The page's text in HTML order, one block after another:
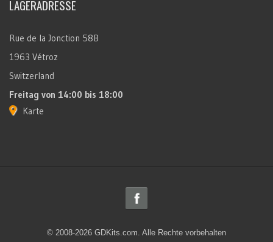
LAGERADRESSE
Rue de la Jonction 58B
1963 Vétroz
Switzerland
Freitag von 14:00 bis 18:00
Karte
© 2008-2026 GDKits.com. Alle Rechte vorbehalten